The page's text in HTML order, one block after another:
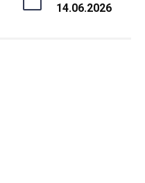
14.06.2026